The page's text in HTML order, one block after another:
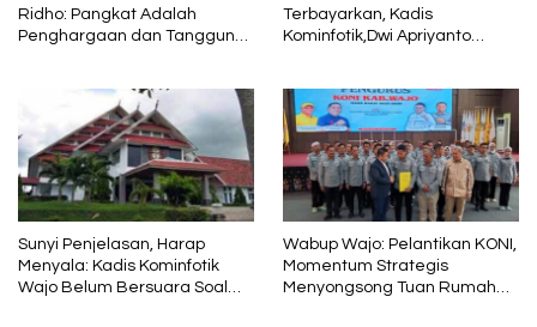
Ridho: Pangkat Adalah
Penghargaan dan Tanggung
Terbayarkan, Kadis
Kominfotik,Dwi Apriyanto
Sunyi Penjelasan, Harap
Menyala: Kadis Kominfotik
Wajo Belum Bersuara Soal
Wabup Wajo: Pelantikan KONI,
Momentum Strategis
Menyongsong Tuan Rumah